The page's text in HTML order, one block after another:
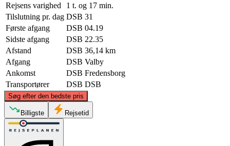
Rejsens varighed
1 t. og 17 min.
Tilslutning pr. dag DSB 31
Første afgang
DSB 04.19
Sidste afgang
DSB 22.35
Afstand
DSB 36,14 km
Afgang
DSB Valby
Ankomst
DSB Fredensborg
Transportører
DSB DSB
Søg efter den bedste pris
Billigste Rejsetid